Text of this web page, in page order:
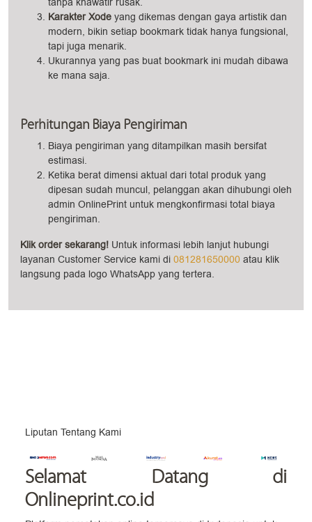
Karakter Xode yang dikemas dengan gaya artistik dan
modern, bikin setiap bookmark tidak hanya fungsional,
tapi juga menarik.
Ukurannya yang pas buat bookmark ini mudah dibawa
ke mana saja.
Perhitungan Biaya Pengiriman
Biaya pengiriman yang ditampilkan masih bersifat
estimasi.
Ketika berat dimensi aktual dari total produk yang
dipesan sudah muncul, pelanggan akan dihubungi oleh
admin OnlinePrint untuk mengkonfirmasi total biaya
pengiriman.
Klik order sekarang! Untuk informasi lebih lanjut hubungi
layanan Customer Service kami di 081281650000 atau klik
langsung pada logo WhatsApp yang tertera.
Liputan Tentang Kami
Selamat Datang di
Onlineprint.co.id